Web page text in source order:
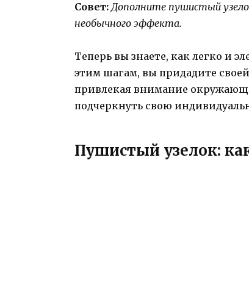
Совет:Дополните пушистый
необычного эффекта.
Теперь вы знаете, как легко и
этим шагам, вы придадите
привлекая внимание
подчеркнуть свою
Пушистый узелок: